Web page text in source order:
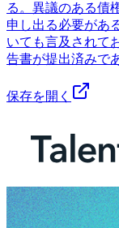
る。異議のある債
申し出る必要があ
いても言及されて
告書が提出済みで
保存を開く